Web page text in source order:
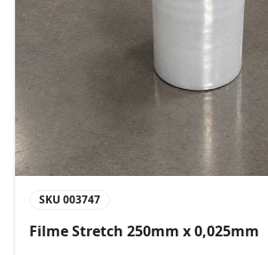
SKU 003747
Filme Stretch 250mm x 0,025mm